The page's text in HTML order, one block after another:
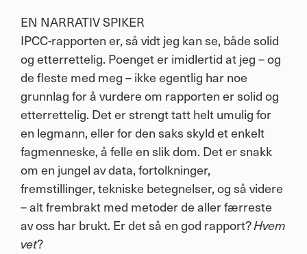
EN NARRATIVSPIKER
IPCC-rapporten er, så vidt jeg kan se, både solid
og etterrettelig. Poenget er imidlertid at jeg – og
de fleste med meg – ikke egentlig har noe
grunnlag for å vurdere om rapporten er solid og
etterrettelig. Det er strengt tatt helt umulig for
en legmann, eller for den saks skyld et enkelt
fagmenneske, å felle en slik dom. Det er snakk
om en jungel av data, fortolkninger,
fremstillinger, tekniske betegnelser, og så videre
– alt frembrakt med metoder de aller færreste
av oss har brukt. Er det så en god rapport?Hvem
vet?